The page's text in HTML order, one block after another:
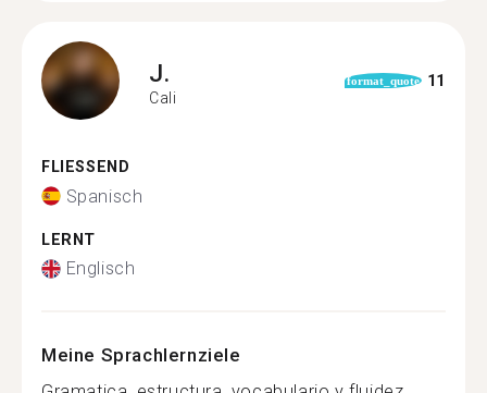
J.
Cali
format_quote 11
FLIESSEND
Spanisch
LERNT
Englisch
Meine Sprachlernziele